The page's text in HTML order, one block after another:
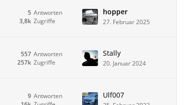
Antworten
5
Zugriffe
3,8k
hopper
27. Februar 2025
Antworten
557
Zugriffe
257k
Stally
20. Januar 2024
Antworten
9
Ulf007